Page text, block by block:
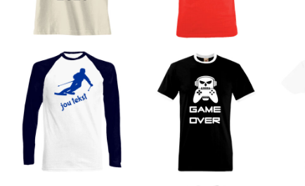
HELP
TANKTOP BEDRUKT
EXTRA LANGE T-SHIRTS
JASSEN BEDRUKKEN
BABYKLEDING BEDRUKKEN
BIO KATOEN T SHIRT
KLANTEN REACTIE
SHOPPING
SHOPPING